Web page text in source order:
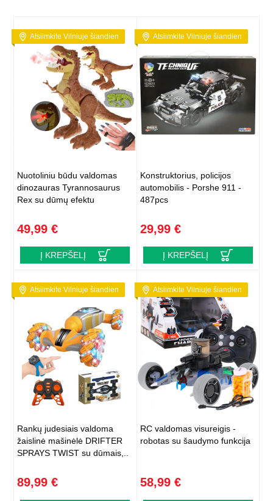
Atsiimkite Vilniuje šiandien
Nuotoliniu būdu valdomas
dinozauras Tyrannosaurus
Rex su dūmų efektu
49,99 €
Į KREPŠELĮ
Atsiimkite Vilniuje šiandien
Konstruktorius, policijos
automobilis - Porshe 911 -
487pcs
29,99 €
Į KREPŠELĮ
Atsiimkite Vilniuje šiandien
Rankų judesiais valdoma
žaislinė mašinėlė DRIFTER
SPRAYS TWIST su dūmais,..
89,99 €
Atsiimkite Vilniuje šiandien
RC valdomas visureigis -
robotas su šaudymo funkcija
58,99 €